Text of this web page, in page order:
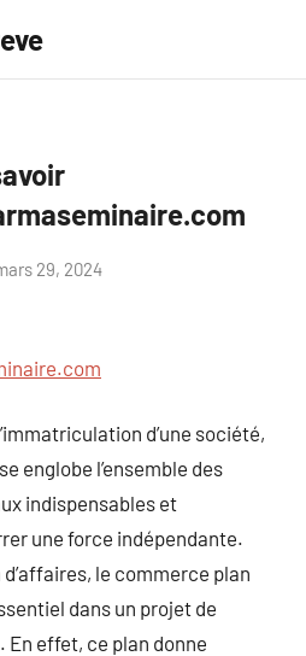
29, 2024
d’une société,
englobe l’ensemble des
indispensables et
une force indépendante.
le commerce plan
dans un projet de
En effet, ce plan donne